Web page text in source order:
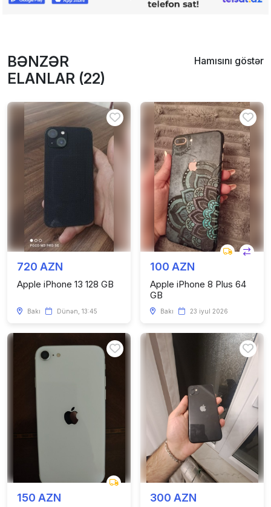
BƏNZƏR
ELANLAR (22)
Hamısını göstər
720 AZN
Apple iPhone 13 128 GB
Bakı Dünən, 13:45
100 AZN
Apple iPhone 8 Plus 64
GB
Bakı 23 iyul 2026
150 AZN 300 AZN